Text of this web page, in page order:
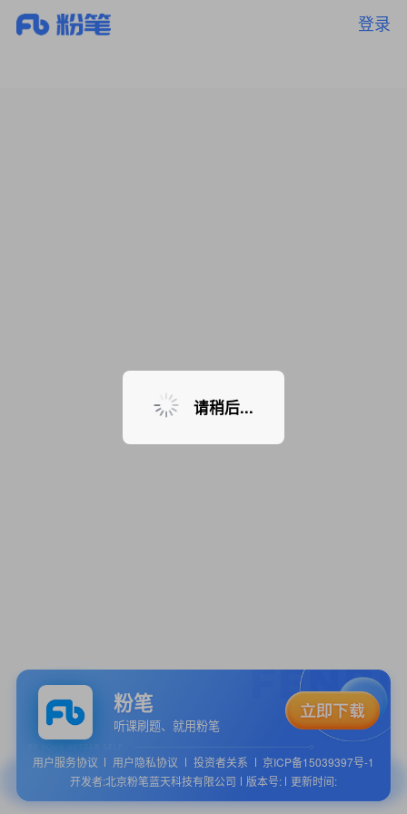
登录
暂无课程，敬请期待
粉笔
听课刷题、就用粉笔
用户服务协议 用户隐私协议 投资者关系
京ICP备15039397号-1
开发者:北京粉笔蓝天科技有限公司
版本号: 更新时间:
请稍后...